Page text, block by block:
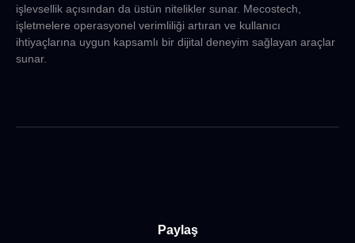
Paylaş
işlevsellik açısından da üstün nitelikler sunar. Mecostech,
işletmelere operasyonel verimliliği artıran ve kullanıcı
ihtiyaçlarına uygun kapsamlı bir dijital deneyim sağlayan araçlar
sunar.